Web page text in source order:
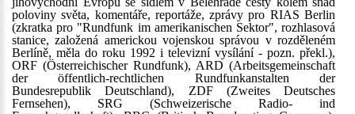
poloviny světa, komentáře, reportáže, zprávy pro RIAS Berlin
(zkratka pro "Rundfunk im amerikanischen Sektor", rozhlasová
stanice, založená americkou vojenskou správou v rozděleném
Berlíně, měla do roku 1992 i televizní vysílání - pozn. překl.),
ORF (Österreichischer Rundfunk), ARD (Arbeitsgemeinschaft
der öffentlich-rechtlichen Rundfunkanstalten der
Bundesrepublik Deutschland), ZDF (Zweites Deutsches
Fernsehen), SRG (Schweizerische Radio- ind